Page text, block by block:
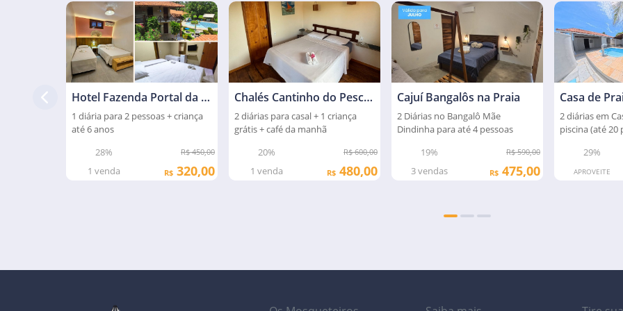
Hotel Fazenda Portal da Amazônia
1 diária para 2 pessoas + criança
até 6 anos
28%
R$ 450,00
1 venda R$ 320,00
Chalés Cantinho do Pescador
2 diárias para casal + 1 criança
grátis + café da manhã
20%
R$ 600,00
1 venda R$ 480,00
Cajuí Bangalôs na Praia
2 Diárias no Bangalô Mãe
Dindinha para até 4 pessoas
19%
R$ 590,00
3vendas R$ 475,00
Casa de
2 diárias em
piscina (até 20
29%
APROVEITE